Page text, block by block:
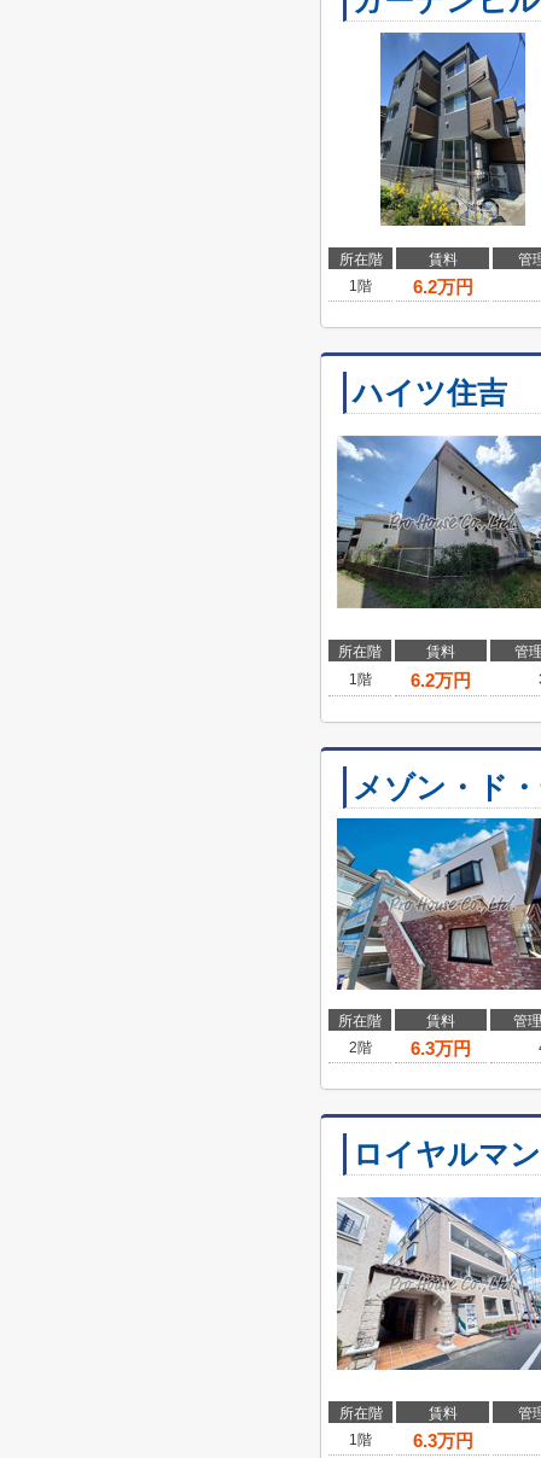
所在階 賃料
管
1階
6.2万円
ハイツ住吉
所在階 賃料
管
1階
6.2万円
メゾン・ド
所在階 賃料
管
2階
6.3万円
ロイヤルマ
所在階 賃料
管
1階
6.3万円